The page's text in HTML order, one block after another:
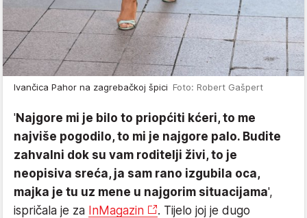
Ivančica Pahor na zagrebačkoj špici Foto: Robert Gašpert
'Najgore mi je bilo to priopćiti kćeri, to me
najviše pogodilo, to mi je najgore palo. Budite
zahvalni dok su vam roditelji živi, to je
neopisiva sreća, ja sam rano izgubila oca,
majka je tu uz mene u najgorim situacijama',
ispričala je za InMagazin . Tijelo joj je dugo